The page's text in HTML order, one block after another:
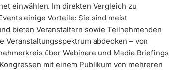
einwählen. Im direkten Vergleich zu
einige Vorteile: Sie sind meist
bieten Veranstaltern sowie Teilnehmenden
Veranstaltungsspektrum abdecken – von
über Webinare und Media Briefings
mit einem Publikum von mehreren